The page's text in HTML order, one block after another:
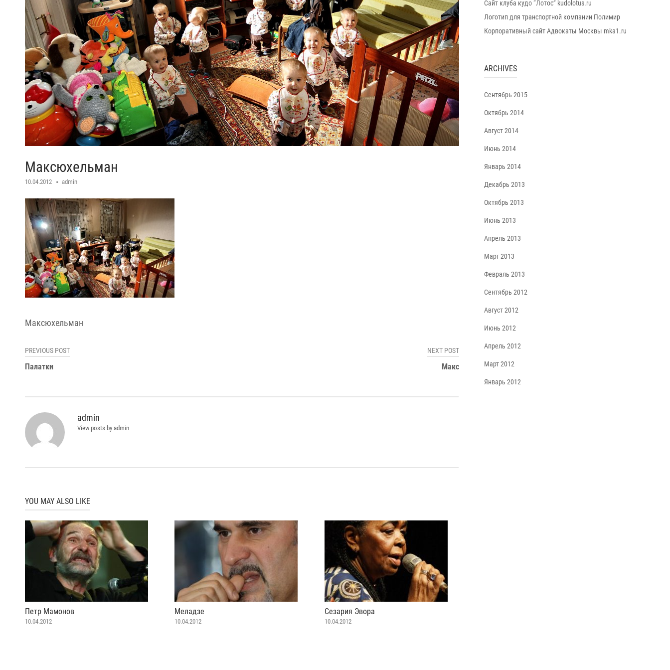
Максюхельман
10.04.2012 admin
Максюхельман
Навигация
записям
PREVIOUS POST
Палатки
NEXT POST
Макс
admin
View posts by admin
YOU MAY ALSO LIKE
Петр Мамонов
10.04.2012
Меладзе
10.04.2012
Сезария Эвора
10.04.2012
Сайт клуба кудо “Лотос” kudolotus.ru
Логотип для транспортной компании Полимир
Корпоративный сайт Адвокаты Москвы mka1.ru
ARCHIVES
Сентябрь 2015
Октябрь 2014
Август 2014
Июнь 2014
Январь 2014
Декабрь 2013
Октябрь 2013
Июнь 2013
Апрель 2013
Март 2013
Февраль 2013
Сентябрь 2012
Август 2012
Июнь 2012
Апрель 2012
Март 2012
Январь 2012